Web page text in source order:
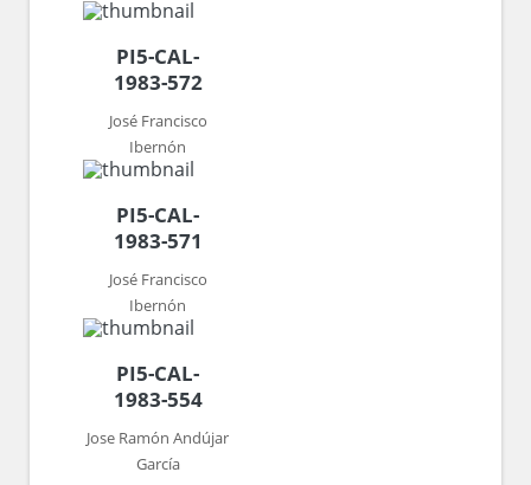
PI5-CAL-
1983-572
José Francisco
Ibernón
PI5-CAL-
1983-571
José Francisco
Ibernón
PI5-CAL-
1983-554
Jose Ramón Andújar
García